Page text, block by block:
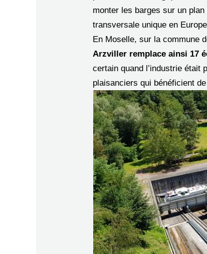
monter les barges sur un
transversale unique en
En Moselle, sur la commune
Arzviller remplace ainsi 17
certain quand l’industrie était
plaisanciers qui bénéficient